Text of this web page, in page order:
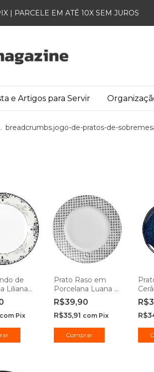
| PARCELE EM ATÉ 10X SEM JUROS
e Artigos para Servir
. breadcrumbs.jogo-de-pratos-de-
de
Liliana
com Pix
Prato Raso em
Porcelana Luana -
Hauskraft
R$39,90
R$35,91 com Pix
-